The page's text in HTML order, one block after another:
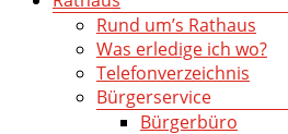
Rund um’s Rathaus
Was erledige ich wo?
Telefonverzeichnis
Bürgerservice
Bürgerbüro